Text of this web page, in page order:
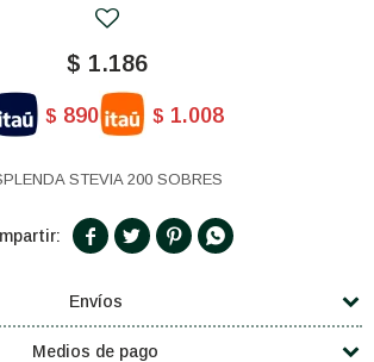
$ 1.186
$ 890 $ 1.008
STEVIA 200 SOBRES
   
Envíos
Medios de pago